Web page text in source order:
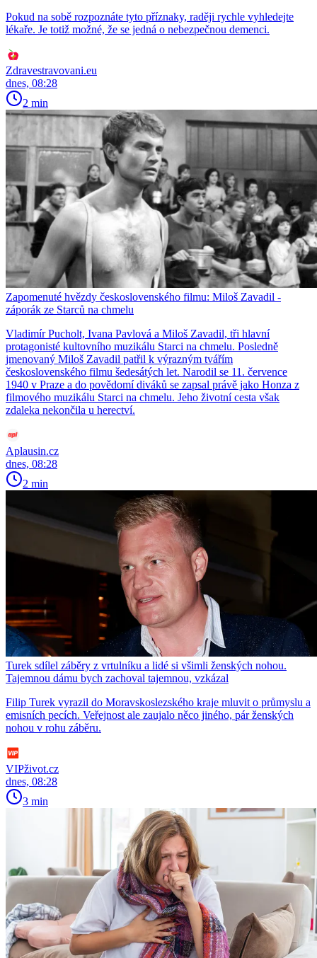
Pokud na sobě rozpoznáte tyto příznaky, raději rychle vyhledejte
lékaře. Je totiž možné, že se jedná o nebezpečnou demenci.
Zdravestravovani.eu
dnes, 08:28
2 min
Zapomenuté hvězdy československého filmu: Miloš Zavadil -
záporák ze Starců na chmelu
Vladimír Pucholt, Ivana Pavlová a Miloš Zavadil, tři hlavní
protagonisté kultovního muzikálu Starci na chmelu. Posledně
jmenovaný Miloš Zavadil patřil k výrazným tvářím
československého filmu šedesátých let. Narodil se 11. července
1940 v Praze a do povědomí diváků se zapsal právě jako Honza z
filmového muzikálu Starci na chmelu. Jeho životní cesta však
zdaleka nekončila u herectví.
Aplausin.cz
dnes, 08:28
2 min
Turek sdílel záběry z vrtulníku a lidé si všimli ženských nohou.
Tajemnou dámu bych zachoval tajemnou, vzkázal
Filip Turek vyrazil do Moravskoslezského kraje mluvit o průmyslu a
emisních pecích. Veřejnost ale zaujalo něco jiného, pár ženských
nohou v rohu záběru.
VIPživot.cz
dnes, 08:28
3 min